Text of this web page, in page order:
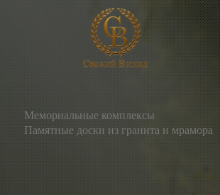
Мемориальные комплексы
Памятные доски из гранита и мрамора